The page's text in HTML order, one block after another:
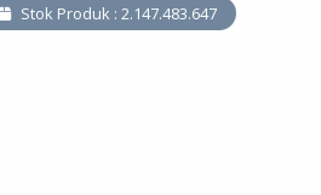
Stok Produk : 2.147.483.647